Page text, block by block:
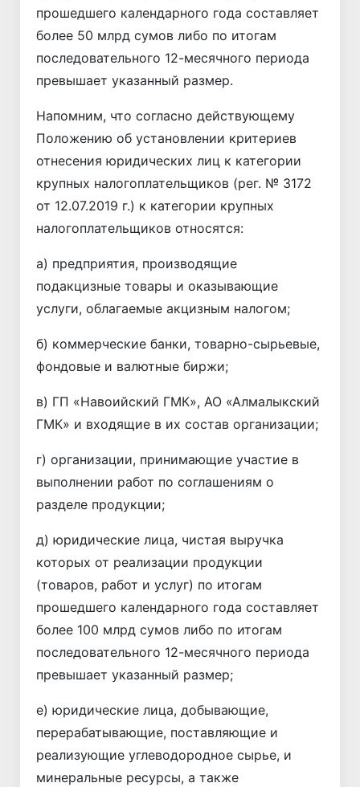
прошедшего календарного года составляет
более 50 млрд сумов либо по итогам
последовательного 12-месячного периода
превышает указанный размер.
Напомним, что согласно действующему
Положению об установлении критериев
отнесения юридических лиц к категории
крупных налогоплательщиков (рег. № 3172
от 12.07.2019 г.) к категории крупных
налогоплательщиков относятся:
а) предприятия, производящие
подакцизные товары и оказывающие
услуги, облагаемые акцизным налогом;
б) коммерческие банки, товарно-сырьевые,
фондовые и валютные биржи;
в) ГП «Навоийский ГМК», АО «Алмалыкский
ГМК» и входящие в их состав организации;
г) организации, принимающие участие в
выполнении работ по соглашениям о
разделе продукции;
д) юридические лица, чистая выручка
которых от реализации продукции
(товаров, работ и услуг) по итогам
прошедшего календарного года составляет
более 100 млрд сумов либо по итогам
последовательного 12-месячного периода
превышает указанный размер;
е) юридические лица, добывающие,
перерабатывающие, поставляющие и
реализующие углеводородное сырье, и
минеральные ресурсы, а также